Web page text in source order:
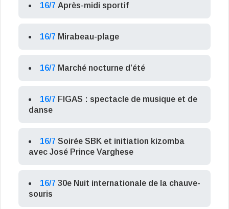
16/7 Après-midi sportif
16/7 Mirabeau-plage
16/7 Marché nocturne d’été
16/7 FIGAS : spectacle de musique et de
danse
16/7 Soirée SBK et initiation kizomba
avec José Prince Varghese
16/7 30e Nuit internationale de la chauve-
souris